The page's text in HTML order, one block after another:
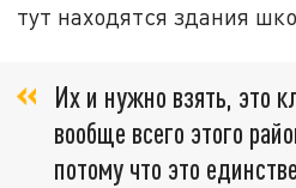
тут находятся здания
Их и нужно взять, это
вообще всего этого
потому что это